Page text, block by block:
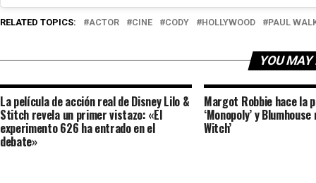
RELATED TOPICS: ACTOR CINE CODY HOLLYWOOD PAUL
YOU
La película de acción real de Disney Lilo &
Stitch revela un primer vistazo: «El
experimento 626 ha entrado en el
debate»
Margot Robbie hace la
‘Monopoly’ y
Witch’